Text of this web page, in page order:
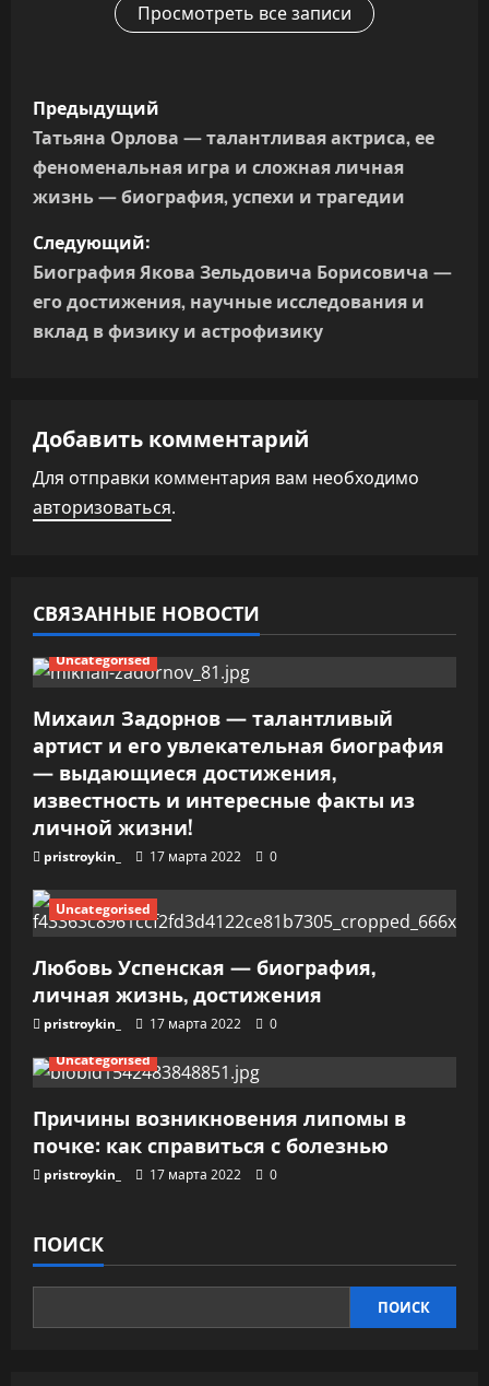
Просмотреть все записи
Н
а
в
и
г
а
и
я
п
з
а
п
и
с
я
м
Предыдущий
Татьяна Орлова — талантливая актриса, ее
феноменальная игра и сложная личная
жизнь — биография, успехи и трагедии
Следующий:
Биография Якова Зельдовича Борисовича —
его достижения, научные исследования и
вклад в физику и астрофизику
Добавить комментарий
Для отправки комментария вам необходимо
авторизоваться.
СВЯЗАННЫЕ НОВОСТИ
Uncategorised
Михаил Задорнов — талантливый
артист и его увлекательная биография
— выдающиеся достижения,
известность и интересные факты из
личной жизни!
pristroykin_ 17 марта 2022 0
Uncategorised
Любовь Успенская — биография,
личная жизнь, достижения
pristroykin_ 17 марта 2022
0
Uncategorised
Причины возникновения липомы в
почке: как справиться с болезнью
pristroykin_ 17 марта 2022 0
ПОИСК
ПОИСК